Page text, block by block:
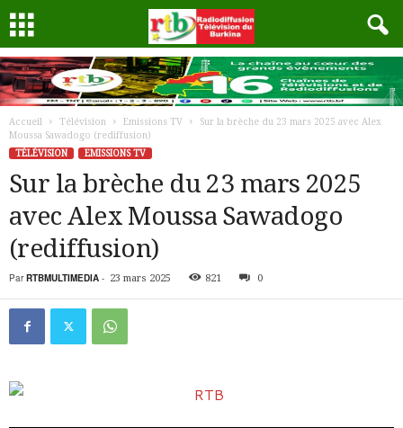
Accueil Télévision Emissions TV
Sur la brèche du 23 mars 2025 avec Alex
Moussa Sawadogo (rediffusion)
TÉLÉVISION
EMISSIONS TV
Sur la brèche du 23 mars 2025
avec Alex Moussa Sawadogo
(rediffusion)
Par RTBMULTIMEDIA - 23 mars 2025 821 0